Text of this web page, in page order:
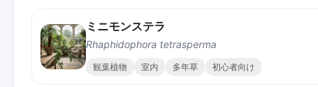
ミニモンステラ
Rhaphidophora tetrasperma
観葉植物 室内 多年草 初心者向け